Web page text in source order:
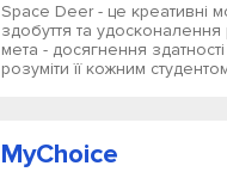
Space Deer - це креативні
здобуття та
мета - досягнення
розуміти її кожним
MyChoice